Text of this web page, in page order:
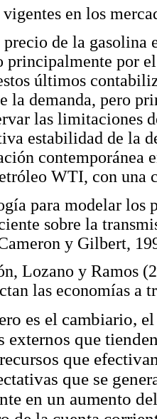
en los
de la gasolina
principalmente por
últimos
la demanda, pero
las limitaciones
estabilidad de la
contemporánea
WTI, con una
para modelar los
sobre la
y Gilbert,
Lozano y Ramos
las economías a
es el cambiario,
externos que
que
que se
en un aumento